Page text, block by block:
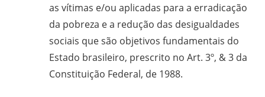
as vítimas e/ou aplicadas para a erradicação
da pobreza e a redução das desigualdades
sociais que são objetivos fundamentais do
Estado brasileiro, prescrito no Art. 3º, & 3 da
Constituição Federal, de 1988.